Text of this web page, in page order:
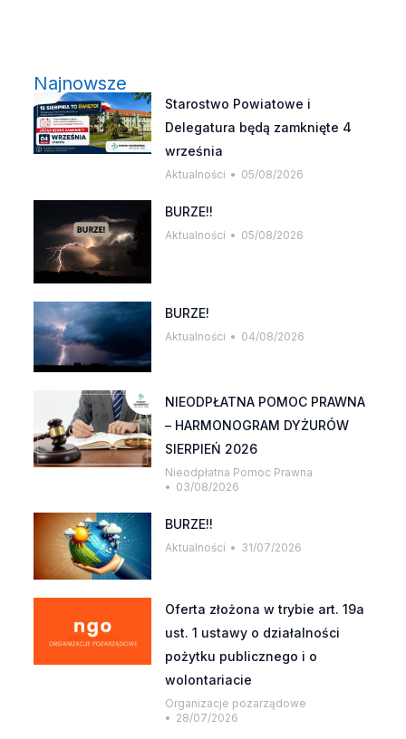
Najnowsze
Starostwo Powiatowe i
Delegatura będą zamknięte 4
września
Aktualności 05/08/2026
BURZE!!
Aktualności 05/08/2026
BURZE!
Aktualności 04/08/2026
NIEODPŁATNA POMOC PRAWNA
– HARMONOGRAM DYŻURÓW
SIERPIEŃ 2026
Nieodpłatna Pomoc Prawna
03/08/2026
BURZE!!
Aktualności 31/07/2026
Oferta złożona w trybie art. 19a
ust. 1 ustawy o działalności
pożytku publicznego i o
wolontariacie
Organizacje pozarządowe
28/07/2026